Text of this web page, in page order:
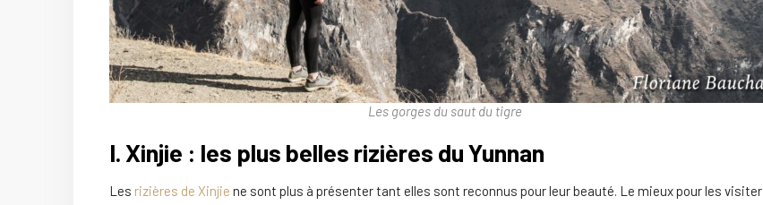
Les gorges du saut du tigre
I. Xinjie : les plus belles rizières du Yunnan
Les rizières de Xinjie ne sont plus à présenter tant elles sont reconnus pour leur beauté. Le mieux pour les visiter